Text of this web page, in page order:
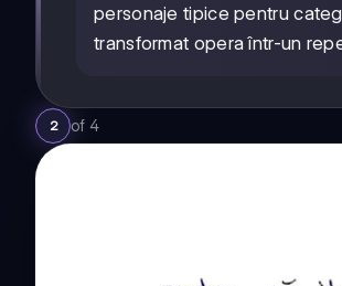
personaje tipice pentru
transformat opera într-un
2 of 4